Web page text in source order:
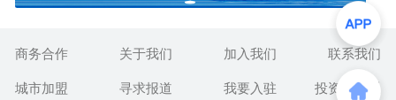
商务合作 关于我们 加入我们
联系我们
城市加盟
寻求报道 我要入驻 投资者关系